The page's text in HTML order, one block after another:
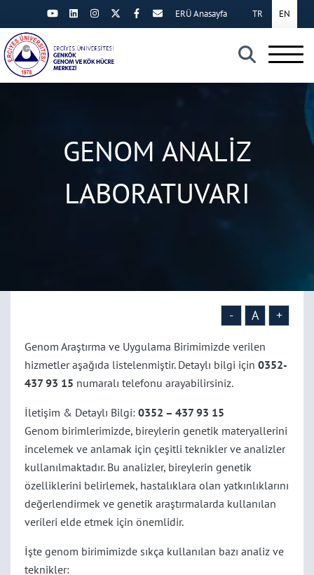
×
TR EN
ERÜ Anasayfa
GENOM ANALİZ
LABORATUVARI
- A +
Genom Araştırma ve Uygulama Birimimizde verilen
hizmetler aşağıda listelenmiştir. Detaylı bilgi için 0352-
437 93 15 numaralı telefonu arayabilirsiniz.
İletişim & Detaylı Bilgi: 0352 – 437 93 15
Genom birimlerimizde, bireylerin genetik materyallerini
incelemek ve anlamak için çeşitli teknikler ve analizler
kullanılmaktadır. Bu analizler, bireylerin genetik
özelliklerini belirlemek, hastalıklara olan yatkınlıklarını
değerlendirmek ve genetik araştırmalarda kullanılan
verileri elde etmek için önemlidir.
İşte genom birimimizde sıkça kullanılan bazı analiz ve
teknikler: